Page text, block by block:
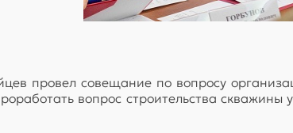
провел совещание по вопросу
вопрос строительства